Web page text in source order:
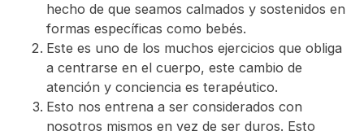
hecho de que seamos calmados y sostenidos en
formas específicas como bebés.
Este es uno de los muchos ejercicios que obliga
a centrarse en el cuerpo, este cambio de
atención y conciencia es terapéutico.
Esto nos entrena a ser considerados con
nosotros mismos en vez de ser duros. Esto